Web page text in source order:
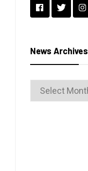
News Archives
News
Archives